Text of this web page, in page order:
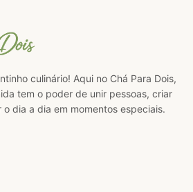
culinário! Aqui no Chá Para Dois,
tem o poder de unir pessoas, criar
dia a dia em momentos especiais.